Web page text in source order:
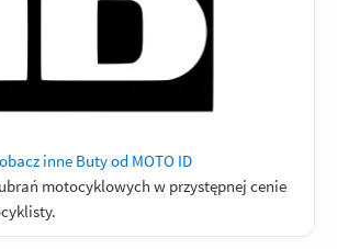
inne Buty od MOTO ID
motocyklowych w przystępnej cenie